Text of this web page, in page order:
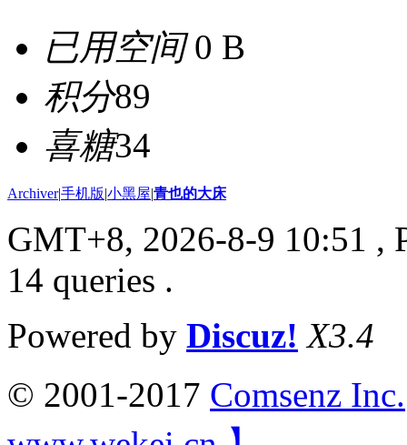
已用空间0 B
积分89
喜糖34
Archiver|手机版|小黑屋|青也的大床
GMT+8, 2026-8-9 10:51 ,
14 queries .
Powered by Discuz! X3.4
© 2001-2017 Comsenz Inc.